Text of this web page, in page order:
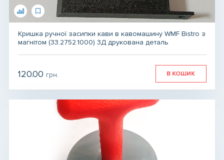
Кришка ручної засипки кави в кавомашину WMF Bistro з
магнітом (33.2752.1000) 3Д друкована деталь
120.00 грн. В КОШИК